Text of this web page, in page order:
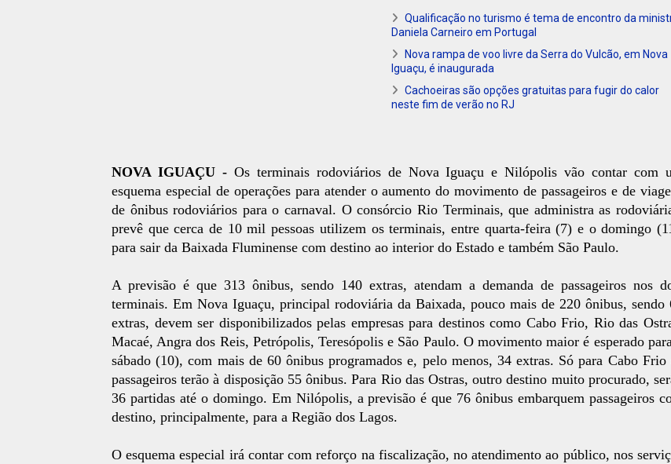
Qualificação no turismo é tema de encontro da
Daniela Carneiro em Portugal
Nova rampa de voo livre da Serra do Vulcão, em Nova
Iguaçu, é inaugurada
Cachoeiras são opções gratuitas para fugir do calor
neste fim de verão no RJ
NOVA IGUAÇU - Os terminais rodoviários de Nova Iguaçu e Nilópolis vão contar com
esquema especial de operações para atender o aumento do movimento de passageiros e de
de ônibus rodoviários para o carnaval. O consórcio Rio Terminais, que administra as
prevê que cerca de 10 mil pessoas utilizem os terminais, entre quarta-feira (7) e o domingo
para sair da Baixada Fluminense com destino ao interior do Estado e também São Paulo.
A previsão é que 313 ônibus, sendo 140 extras, atendam a demanda de passageiros nos
terminais. Em Nova Iguaçu, principal rodoviária da Baixada, pouco mais de 220 ônibus, sendo
extras, devem ser disponibilizados pelas empresas para destinos como Cabo Frio, Rio das
Macaé, Angra dos Reis, Petrópolis, Teresópolis e São Paulo. O movimento maior é esperado
sábado (10), com mais de 60 ônibus programados e, pelo menos, 34 extras. Só para Cabo Frio
passageiros terão à disposição 55 ônibus. Para Rio das Ostras, outro destino muito procurado,
36 partidas até o domingo. Em Nilópolis, a previsão é que 76 ônibus embarquem passageiros
destino, principalmente, para a Região dos Lagos.
O esquema especial irá contar com reforço na fiscalização, no atendimento ao público, nos